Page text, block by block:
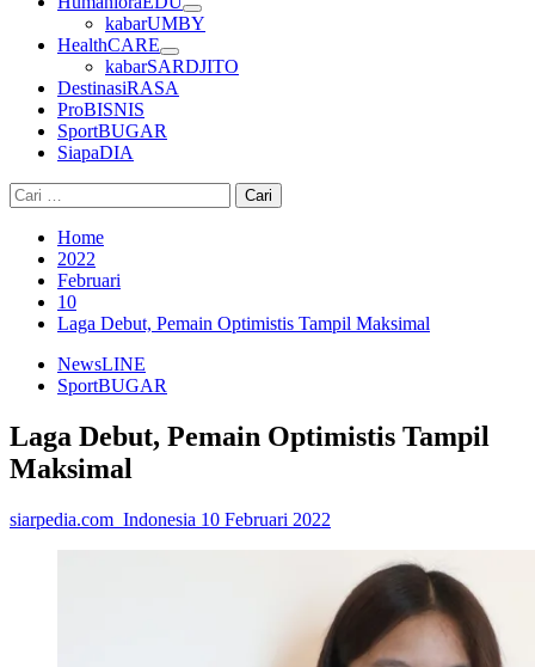
kabarUMBY
HealthCARE
kabarSARDJITO
DestinasiRASA
ProBISNIS
SportBUGAR
SiapaDIA
Cari
untuk:
Home
2022
Februari
10
Laga Debut, Pemain Optimistis Tampil Maksimal
NewsLINE
SportBUGAR
Laga Debut, Pemain Optimistis Tampil
Maksimal
siarpedia.com_Indonesia 10 Februari 2022